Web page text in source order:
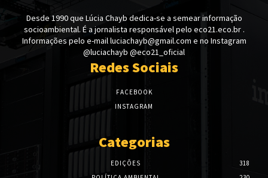
Desde 1990 que Lúcia Chayb dedica-se a semear informação
socioambiental. É a jornalista responsável pelo eco21.eco.br .
Informações pelo e-mail luciachayb@gmail.com e no Instagram
@luciachayb @eco21_oficial
Redes Sociais
FACEBOOK
INSTAGRAM
Categorias
EDIÇÕES
318